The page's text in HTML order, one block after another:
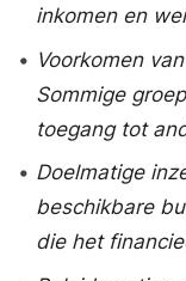
inkomen en
• Voorkomen
Sommige
toegang tot
• Doelmatige
beschikbare
die het